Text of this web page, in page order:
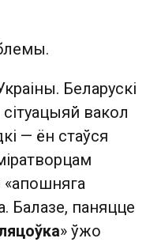
Беларускі
вакол
— ён стаўся
«апошняга
Балазе, паняцце
» ўжо